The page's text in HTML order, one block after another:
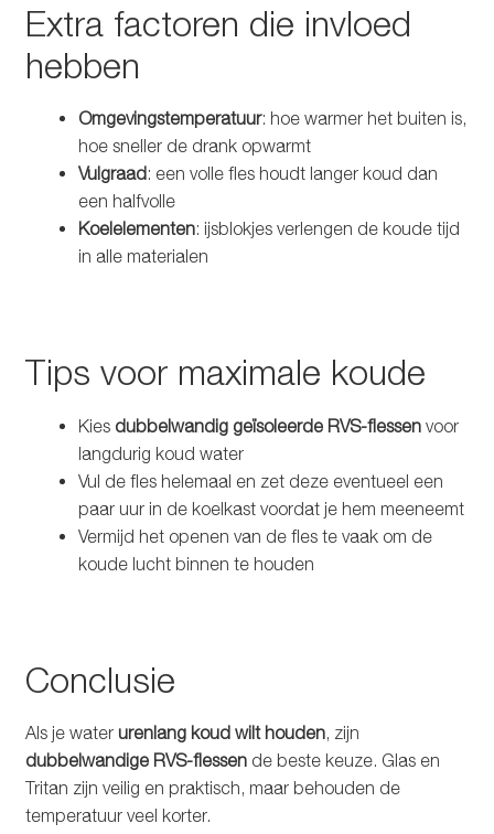
Extra factoren die invloed
hebben
Omgevingstemperatuur: hoe warmer het buiten is,
hoe sneller de drank opwarmt
Vulgraad: een volle fles houdt langer koud dan
een halfvolle
Koelelementen: ijsblokjes verlengen de koude tijd
in alle materialen
Tips voor maximale koude
Kies dubbelwandig geïsoleerde RVS-flessenvoor
langdurig koud water
Vul de fles helemaal en zet deze eventueel een
paar uur in de koelkast voordat je hem meeneemt
Vermijd het openen van de fles te vaak om de
koude lucht binnen te houden
Conclusie
Als je water urenlang koud wilt houden, zijn
dubbelwandige RVS-flessende beste keuze. Glas en
Tritan zijn veilig en praktisch, maar behouden de
temperatuur veel korter.